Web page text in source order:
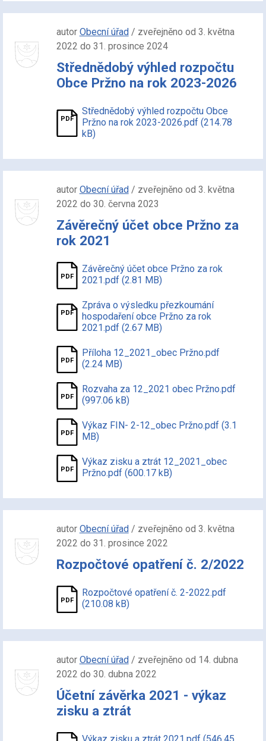
autor Obecní úřad/ zveřejněno od 3. května
2022 do 31. prosince 2024
Střednědobý výhled rozpočtu
Obce Pržno na rok 2023-2026
Střednědobý výhled rozpočtu Obce
Pržno na rok 2023-2026.pdf (214.78
kB)
autor Obecní úřad/ zveřejněno od 3. května
2022 do 30. června 2023
Závěrečný účet obce Pržno za
rok 2021
Závěrečný účet obce Pržno za rok
2021.pdf (2.81 MB)
Zpráva o výsledku přezkoumání
hospodaření obce Pržno za rok
2021.pdf (2.67 MB)
Příloha 12_2021_obec Pržno.pdf
(2.24 MB)
Rozvaha za 12_2021 obec Pržno.pdf
(997.06 kB)
Výkaz FIN- 2-12_obec Pržno.pdf (3.1
MB)
Výkaz zisku a ztrát 12_2021_obec
Pržno.pdf (600.17 kB)
autor Obecní úřad/ zveřejněno od 3. května
2022 do 31. prosince 2022
Rozpočtové opatření č. 2/2022
Rozpočtové opatření č. 2-2022.pdf
(210.08 kB)
autor Obecní úřad/ zveřejněno od 14. dubna
2022 do 30. dubna 2022
Účetní závěrka 2021 - výkaz
zisku a ztrát